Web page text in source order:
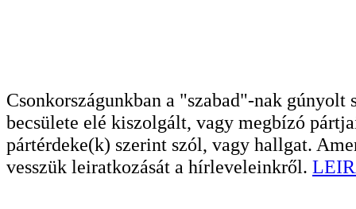
Csonkországunkban a "szabad"-nak
becsülete elé kiszolgált, vagy megbízó
pártérdeke(k) szerint szól, vagy hallgat.
vesszük leiratkozását a hírleveleinkről.